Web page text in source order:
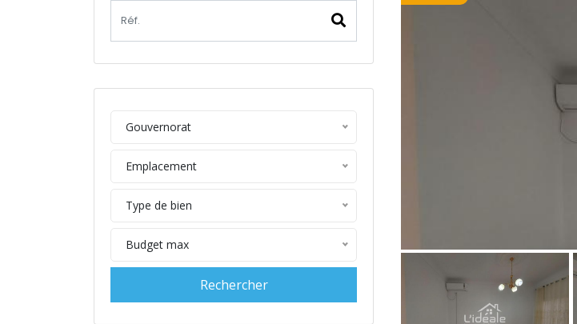
Gouvernorat
Emplacement
Type de bien
Budget max